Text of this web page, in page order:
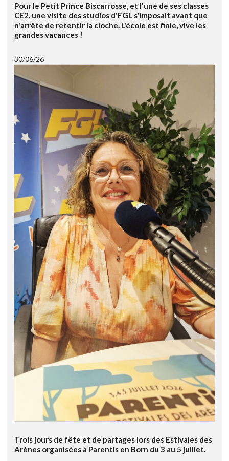
Pour le Petit Prince Biscarrosse, et l'une de ses classes
CE2, une visite des studios d'FGL s'imposait avant que
n'arrête de retentir la cloche. L'école est finie, vive les
grandes vacances !
30/06/26
Trois jours de fête et de partages lors des Estivales des
Arènes organisées à Parentis en Born du 3 au 5 juillet.